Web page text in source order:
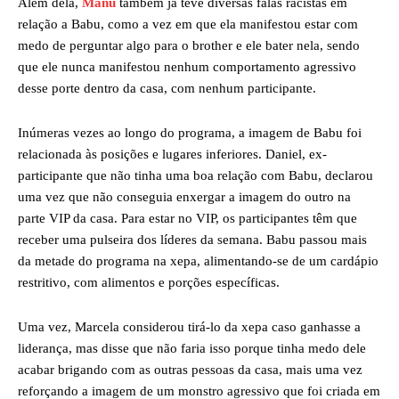
relação a Babu, como a vez em que ela manifestou estar com
medo de perguntar algo para o brother e ele bater nela, sendo
que ele nunca manifestou nenhum comportamento agressivo
desse porte dentro da casa, com nenhum participante.
Inúmeras vezes ao longo do programa, a imagem de Babu foi
relacionada às posições e lugares inferiores. Daniel, ex-
participante que não tinha uma boa relação com Babu, declarou
uma vez que não conseguia enxergar a imagem do outro na
parte VIP da casa. Para estar no VIP, os participantes têm que
receber uma pulseira dos líderes da semana. Babu passou mais
da metade do programa na xepa, alimentando-se de um cardápio
restritivo, com alimentos e porções específicas.
Uma vez, Marcela considerou tirá-lo da xepa caso ganhasse a
liderança, mas disse que não faria isso porque tinha medo dele
acabar brigando com as outras pessoas da casa, mais uma vez
reforçando a imagem de um monstro agressivo que foi criada em